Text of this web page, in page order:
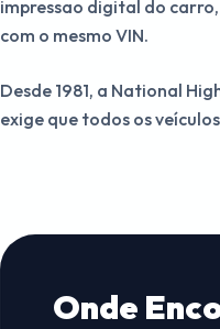
impressao digital do
com o mesmo VIN.
Desde 1981, a National
exige que todos os
Onde